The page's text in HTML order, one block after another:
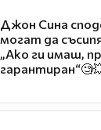
Джон Сина
могат да
„Ако ги имаш,